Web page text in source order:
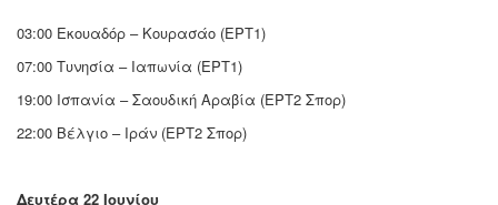
03:00 Εκουαδόρ – Κουρασάο (ΕΡΤ1)
07:00 Τυνησία – Ιαπωνία (ΕΡΤ1)
19:00 Ισπανία – Σαουδική Αραβία (ΕΡΤ2 Σπορ)
22:00 Βέλγιο – Ιράν (ΕΡΤ2 Σπορ)
Δευτέρα 22 Ιουνίου